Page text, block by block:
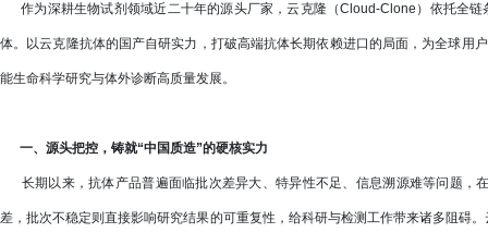
作为深耕生物试剂领域近二十年的源头厂家，云克隆（Cloud-Clone）依托全
体。以云克隆抗体的国产自研实力，打破高端抗体长期依赖进口的局面，为全球用
能生命科学研究与体外诊断高质量发展。
一、源头把控，铸就“中国质造”的硬核实力
长期以来，抗体产品普遍面临批次差异大、特异性不足、信息溯源难等问题，
差，批次不稳定则直接影响研究结果的可重复性，给科研与检测工作带来诸多阻碍